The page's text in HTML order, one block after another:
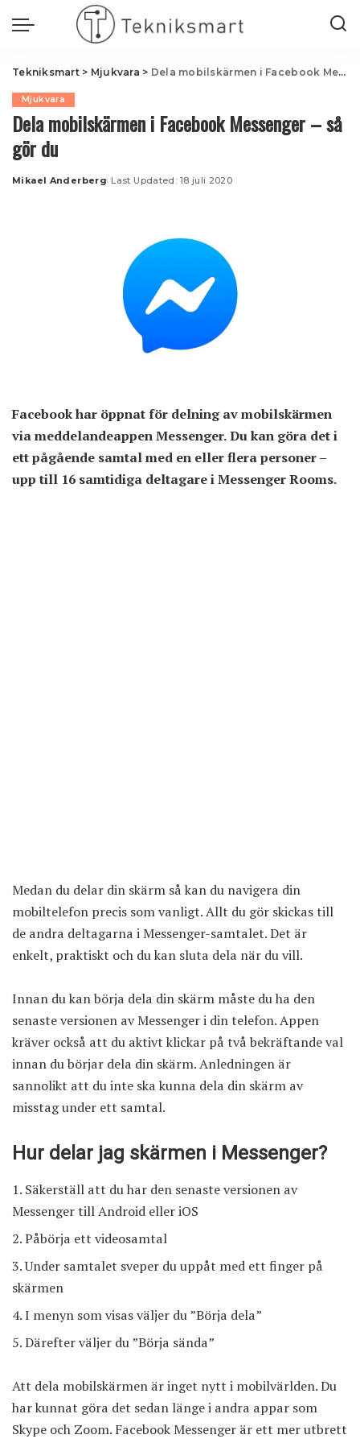
Tekniksmart> Mjukvara > Dela mobilskärmen i Facebook Messenger – så gör du
Mjukvara
Dela mobilskärmen i Facebook Messenger – så
gör du
Posted
Mikael Anderberg Last Updated: 18 juli 2020
Facebook har öppnat för delning av mobilskärmen
via meddelandeappen Messenger. Du kan göra det i
ett pågående samtal med en eller flera personer –
upp till 16 samtidiga deltagare i Messenger Rooms.
Medan du delar din skärm så kan du navigera din
mobiltelefon precis som vanligt. Allt du gör skickas till
de andra deltagarna i Messenger-samtalet. Det är
enkelt, praktiskt och du kan sluta dela när du vill.
Innan du kan börja dela din skärm måste du ha den
senaste versionen av Messenger i din telefon. Appen
kräver också att du aktivt klickar på två bekräftande val
innan du börjar dela din skärm. Anledningen är
sannolikt att du inte ska kunna dela din skärm av
misstag under ett samtal.
Hur delar jag skärmen i Messenger?
Säkerställ att du har den senaste versionen av
Messenger till Android eller iOS
Påbörja ett videosamtal
Under samtalet sveper du uppåt med ett finger på
skärmen
I menyn som visas väljer du ”Börja dela”
Därefter väljer du ”Börja sända”
Att dela mobilskärmen är inget nytt i mobilvärlden. Du
har kunnat göra det sedan länge i andra appar som
Skype och Zoom. Facebook Messenger är ett mer utbrett